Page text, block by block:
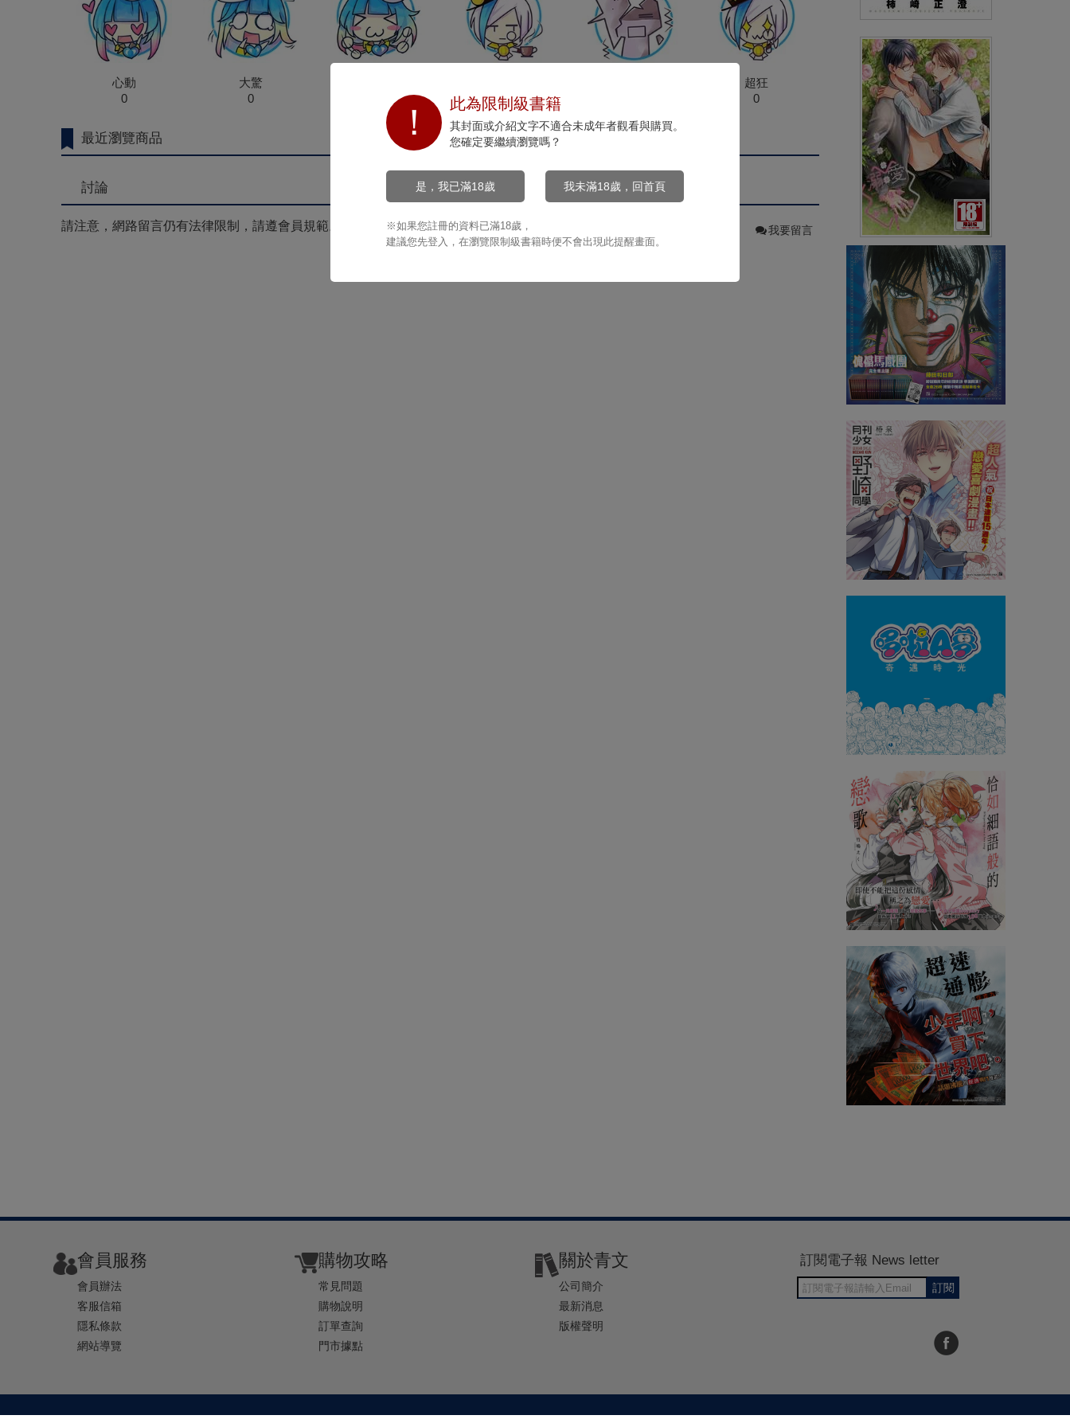
心動
0
大驚
0
0
超狂
0
最近瀏覽商品
討論
請注意，網路留言仍有法律限制，請遵會員規範。 我要留言
鬪獸士(05)
NT$120 90折 NT$108 (USD3.59)
溺愛這種事絕對不承認！(全)特
別版
NT$170 90折 NT$153 (USD5.08)
此為限制級書籍
其封面或介紹文字不適合未成年者觀看與購買。
您確定要繼續瀏覽嗎？
是，我已滿18歲 我未滿18歲，回首頁
※如果您註冊的資料已滿18歲，
建議您先登入，在瀏覽限制級書籍時便不會出現此提醒畫面。
會員服務
會員辦法
客服信箱
隱私條款
網站導覽
購物攻略
常見問題
購物說明
訂單查詢
門市據點
關於青文
公司簡介
最新消息
版權聲明
訂閱電子報 News letter
訂閱